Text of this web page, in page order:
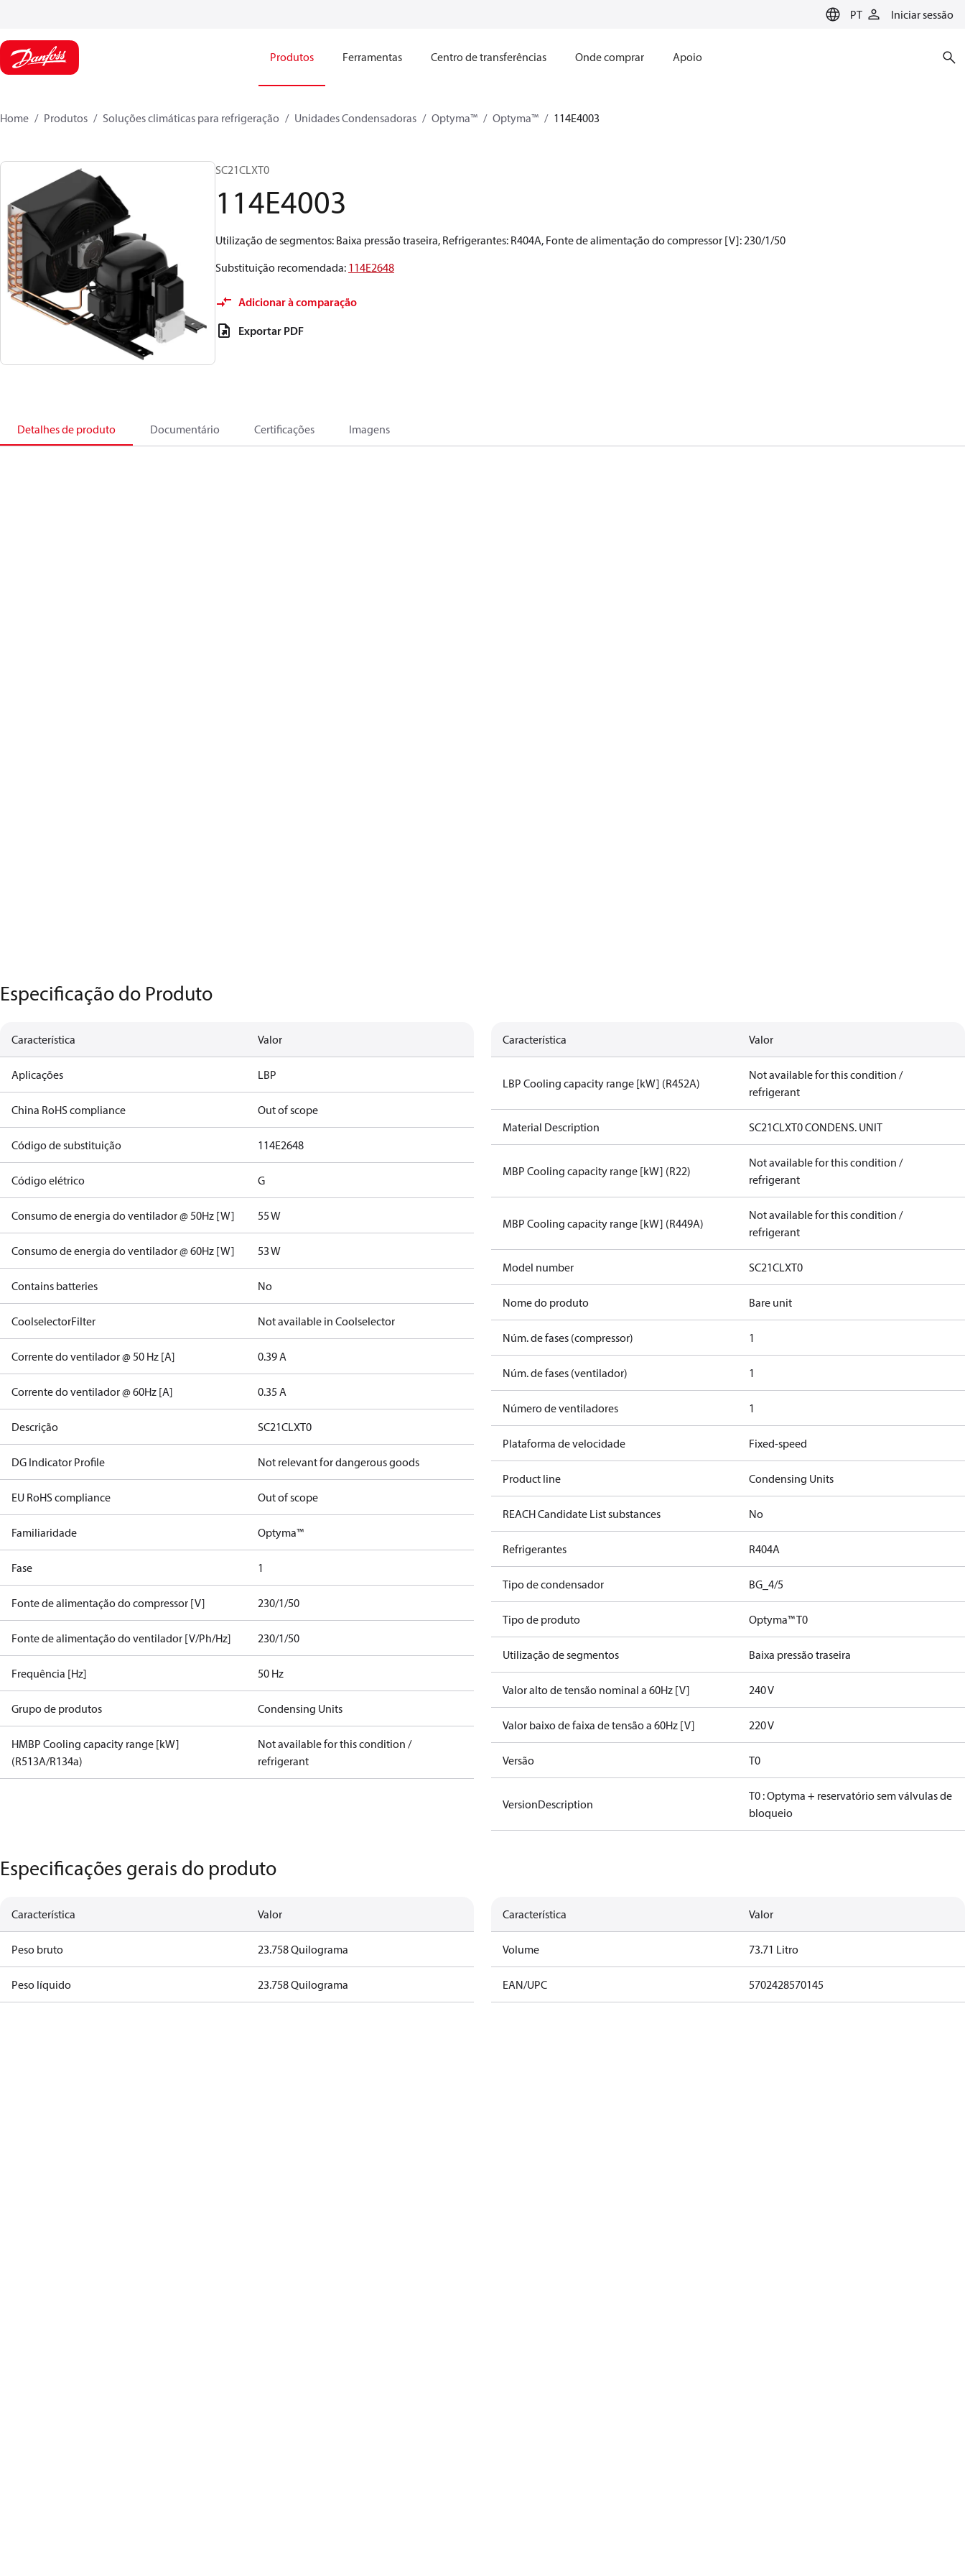
PT Iniciar sessão
Produtos Ferramentas Centro de transferências Onde comprar Apoio
Home Produtos Soluções climáticas para refrigeração Unidades Condensadoras Optyma™ Optyma™ 114E4003
SC21CLXT0
114E4003
Utilização de segmentos: Baixa pressão traseira, Refrigerantes: R404A, Fonte de alimentação do compressor [V]: 230/1/50
Substituição recomendada: 114E2648
Adicionar à comparação
Exportar PDF
Detalhes de produto Documentário Certificações Imagens
Especificação do Produto
Característica Valor
Aplicações LBP
China RoHS compliance Out of scope
Código de substituição 114E2648
Código elétrico G
Consumo de energia do ventilador @ 50Hz [W] 55 W
Consumo de energia do ventilador @ 60Hz [W] 53 W
Contains batteries No
CoolselectorFilter Not available in Coolselector
Corrente do ventilador @ 50 Hz [A] 0.39 A
Corrente do ventilador @ 60Hz [A] 0.35 A
Descrição SC21CLXT0
DG Indicator Profile Not relevant for dangerous goods
EU RoHS compliance Out of scope
Familiaridade Optyma™
Fase 1
Fonte de alimentação do compressor [V] 230/1/50
Fonte de alimentação do ventilador [V/Ph/Hz] 230/1/50
Frequência [Hz] 50 Hz
Grupo de produtos Condensing Units
HMBP Cooling capacity range [kW]
(R513A/R134a)
Not available for this condition /
refrigerant
Característica Valor
LBP Cooling capacity range [kW] (R452A)
Not available for this condition /
refrigerant
Material Description SC21CLXT0 CONDENS. UNIT
MBP Cooling capacity range [kW] (R22)
Not available for this condition /
refrigerant
MBP Cooling capacity range [kW] (R449A)
Not available for this condition /
refrigerant
Model number SC21CLXT0
Nome do produto Bare unit
Núm. de fases (compressor) 1
Núm. de fases (ventilador) 1
Número de ventiladores 1
Plataforma de velocidade Fixed-speed
Product line Condensing Units
REACH Candidate List substances No
Refrigerantes R404A
Tipo de condensador BG_4/5
Tipo de produto Optyma™ T0
Utilização de segmentos Baixa pressão traseira
Valor alto de tensão nominal a 60Hz [V] 240 V
Valor baixo de faixa de tensão a 60Hz [V] 220 V
Versão T0
VersionDescription
T0 : Optyma + reservatório sem válvulas de
bloqueio
Especificações gerais do produto
Característica Valor
Peso bruto 23.758 Quilograma
Peso líquido 23.758 Quilograma
Característica Valor
Volume 73.71 Litro
EAN/UPC 5702428570145